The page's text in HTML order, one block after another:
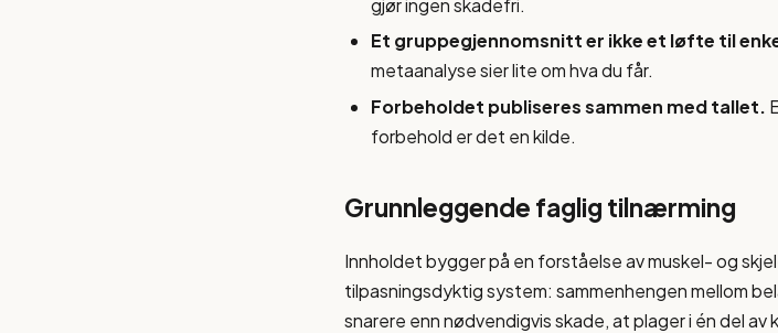
gjør ingen skadefri.
Et gruppegjennomsnitt er ikke et løfte til
metaanalyse sier lite om hva du får.
Forbeholdet publiseres sammen med tallet.
forbehold er det en kilde.
Grunnleggende faglig tilnærming
Innholdet bygger på en forståelse av muskel- og
tilpasningsdyktig system: sammenhengen mellom
snarere enn nødvendigvis skade, at plager i én del